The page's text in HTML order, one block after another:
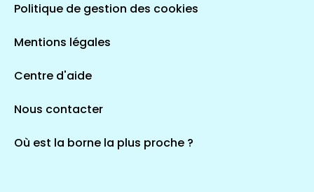
Politique de gestion des cookies
Mentions légales
Centre d'aide
Nous contacter
Où est la borne la plus proche ?